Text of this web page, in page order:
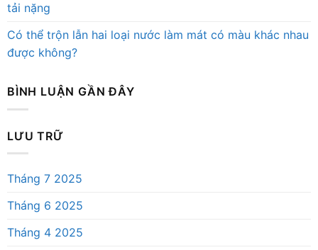
tải nặng
Có thể trộn lẫn hai loại nước làm mát có màu khác nhau
được không?
BÌNH LUẬN GẦN ĐÂY
LƯU TRỮ
Tháng 7 2025
Tháng 6 2025
Tháng 4 2025